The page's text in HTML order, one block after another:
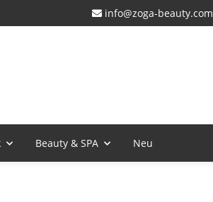
info@zoga-beauty.com
Beauty & SPA Neu